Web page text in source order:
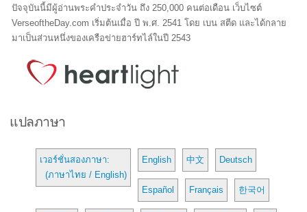
ปัจจุบันนี้มีผู้อ่านพระคำประจำวัน ถึง 250,000 คนต่อเดือน เว็บไซต์
VerseoftheDay.com เริ่มต้นเมื่อ ปี พ.ศ. 2541 โดย เบน สตีด และได้กลาย
มาเป็นส่วนหนึ่งของเครือข่ายฮาร์ทไล์ในปี 2543
แปลภาษา
เวอร์ชั่นสองภาษา:
(ภาษาไทย / English)
English 中文 Deutsch
Español Français 한국어